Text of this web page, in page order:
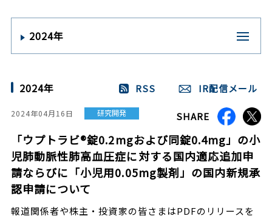
2024年
2024年 RSS IR配信メール
2024年04月16日 研究開発 SHARE
「ウプトラビ®錠0.2mgおよび同錠0.4mg」の小
児肺動脈性肺高血圧症に対する国内適応追加申
請ならびに「小児用0.05mg製剤」の国内新規承
認申請について
報道関係者や株主・投資家の皆さまはPDFのリリースを